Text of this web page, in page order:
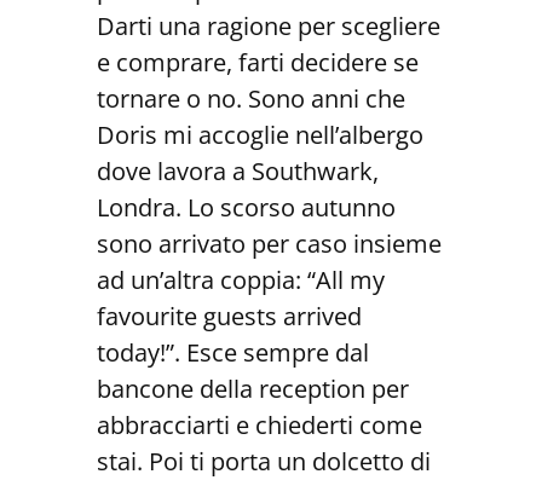
Darti una ragione per scegliere
e comprare, farti decidere se
tornare o no. Sono anni che
Doris mi accoglie nell’albergo
dove lavora a Southwark,
Londra. Lo scorso autunno
sono arrivato per caso insieme
ad un’altra coppia: “All my
favourite guests arrived
today!”. Esce sempre dal
bancone della reception per
abbracciarti e chiederti come
stai. Poi ti porta un dolcetto di